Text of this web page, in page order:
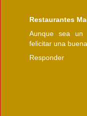
Restaurantes
Aunque sea un
felicitar una
Responder